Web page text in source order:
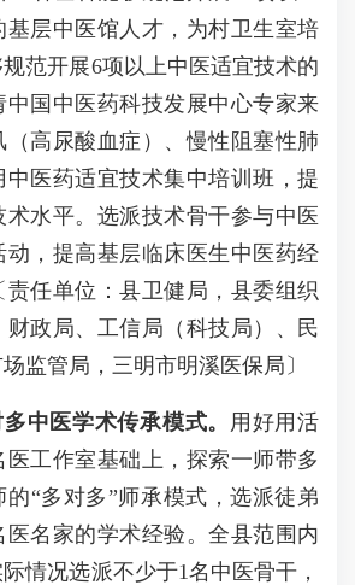
基层中医馆人才，为村卫生室培
范开展6项以上中医适宜技术的
中国中医药科技发展中心专家来
（高尿酸血症）、慢性阻塞性肺
医药适宜技术集中培训班，提
术水平。选派技术骨干参与中医
动，提高基层临床医生中医药经
任单位：县卫健局，县委组织
政局、工信局（科技局）、民
监管局，三明市明溪医保局〕
中医学术传承模式。 用好用活
工作室基础上，探索一师带多
“多对多”师承模式，选派徒弟
医名家的学术经验。全县范围内
情况选派不少于1名中医骨干，